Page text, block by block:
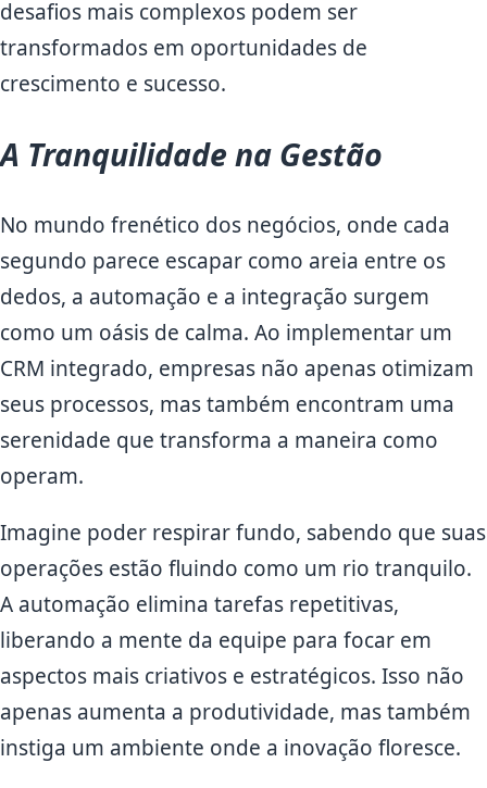
desafios mais complexos podem ser
transformados em oportunidades de
crescimento e sucesso.
A Tranquilidade na Gestão
No mundo frenético dos negócios, onde cada
segundo parece escapar como areia entre os
dedos, a automação e a integração surgem
como um oásis de calma. Ao implementar um
CRM integrado, empresas não apenas otimizam
seus processos, mas também encontram uma
serenidade que transforma a maneira como
operam.
Imagine poder respirar fundo, sabendo que suas
operações estão fluindo como um rio tranquilo.
A automação elimina tarefas repetitivas,
liberando a mente da equipe para focar em
aspectos mais criativos e estratégicos. Isso não
apenas aumenta a produtividade, mas também
instiga um ambiente onde a inovação floresce.